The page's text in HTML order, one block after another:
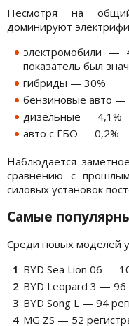
Несмотря на
доминируют
электромобили —
показатель был
гибриды — 30%
бензиновые авто —
дизельные — 4,1%
авто с ГБО — 0,2%
Наблюдается
сравнению с
силовых установок
Самые
Среди новых моделей
BYD Sea Lion 06 —
BYD Leopard 3 — 96
BYD Song L — 94
MG ZS — 52